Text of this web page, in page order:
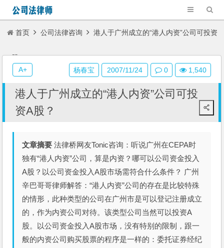
首页 公司法律咨询 港人于广州成立的“港人内资”公司可投资
A股？
港人于广州成立的“港人内资”公司可投
资A股？
文章摘要 法律桥网友Tonic咨询：听说广州在CEPA时
独有“港人内资”公司，算是内资？哪可以公司资金投入
A股？以公司资金投入A股市场需符合什么条件？ 广州
辛巴哥哥律师解答：“港人内资”公司的存在是比较特殊
的情形，此种类型的公司在广州市是可以登记注册成立
的，作为内资公司对待。该类型公司当然可以投资A
股。以公司资金投入A股市场，没有特别的限制，跟一
般的内资公司购买股票的程序是一样的：委托证券经纪
杨春宝 2007/11/24 0 1,540
A+